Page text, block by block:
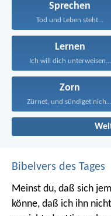
Sprechen
Tod und Leben steht...
Lernen
Ich will dich unterweisen...
Zorn
Bibelvers des Tages
Meinst du, daß sich
könne, daß ich ihn